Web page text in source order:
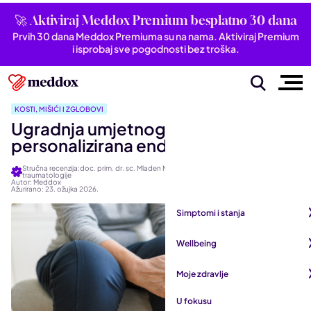
🚀 Aktiviraj Meddox Premium besplatno 30 dana
Prvih 30 dana Meddox Premiuma su na nama. Aktiviraj Premium
i isprobaj sve pogodnosti bez troška.
Simptomi i stanja
Bubrezi i mokraćni sustav
Dišni sustav
Wellbeing
Moje zdravlje
Pogledaj sve iz kategorije
U fokusu
KOSTI, MIŠIĆI I ZGLOBOVI
Ugradnja umjetnog koljena: Što je
personalizirana endoproteza?
Stručna recenzija:doc. prim. dr. sc. Mladen Miškulin, specijalist ortopedije i
traumatologije
Autor: Meddox
Ažurirano: 23. ožujka 2026.